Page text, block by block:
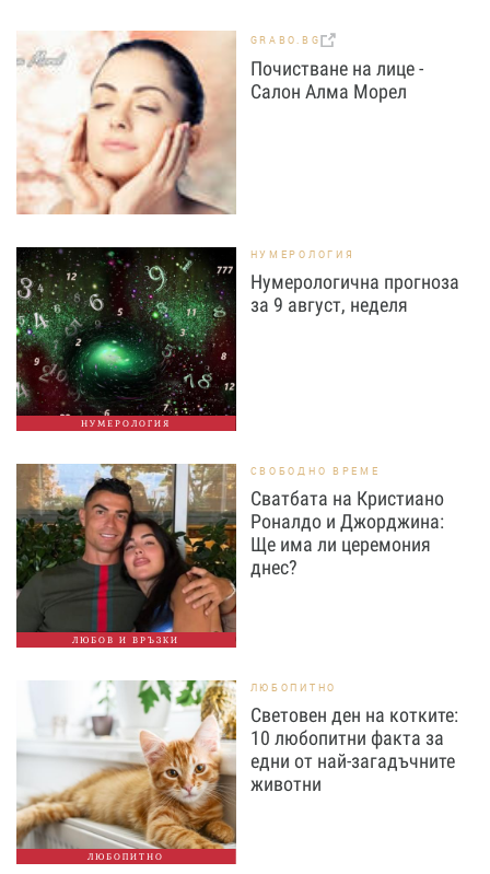
GRABO.BG
Почистване на лице -
Салон Алма Морел
НУМЕРОЛОГИЯ
НУМЕРОЛОГИЯ
Нумерологична прогноза
за 9 август, неделя
ЛЮБОВ И ВРЪЗКИ
СВОБОДНО ВРЕМЕ
Сватбата на Кристиано
Роналдо и Джорджина:
Ще има ли церемония
днес?
ЛЮБОПИТНО
ЛЮБОПИТНО
Световен ден на котките:
10 любопитни факта за
едни от най-загадъчните
животни